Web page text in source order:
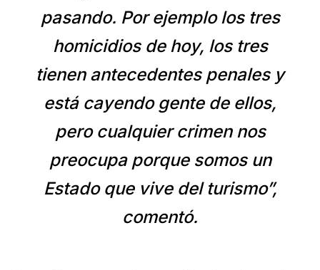
pasando. Por ejemplo los tres
homicidios de hoy, los tres
tienen antecedentes penales y
está cayendo gente de ellos,
pero cualquier crimen nos
preocupa porque somos un
Estado que vive del turismo”,
comentó.